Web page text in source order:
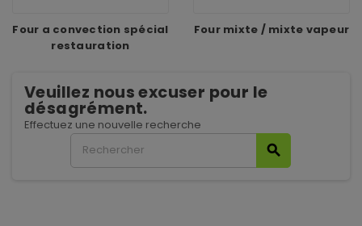
Four a convection spécial
restauration
Four mixte / mixte vapeur
Veuillez nous excuser pour le
désagrément.
Effectuez une nouvelle recherche
search